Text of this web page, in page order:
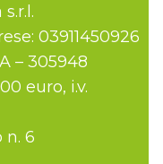
03911450926
– 305948
euro, i.v.
n. 6